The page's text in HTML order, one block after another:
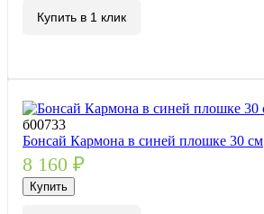
Купить в 1 клик
б00733
Бонсай Кармона в синей плошке 30 см
8 160 ₽
Купить